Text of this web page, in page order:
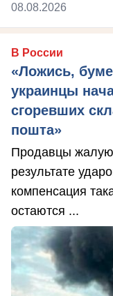
08.08.2026
В России
«Ложись,
украинцы
сгоревших
пошта»
Продавцы
результате
компенсация
остаются ...